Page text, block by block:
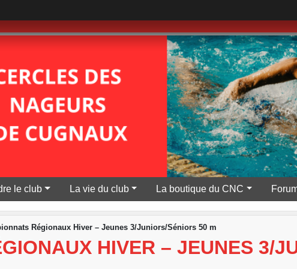
le club La vie du club La boutique du CNC
Régionaux Hiver – Jeunes 3/Juniors/Séniors 50 m
HIVER – JEUNES 3/